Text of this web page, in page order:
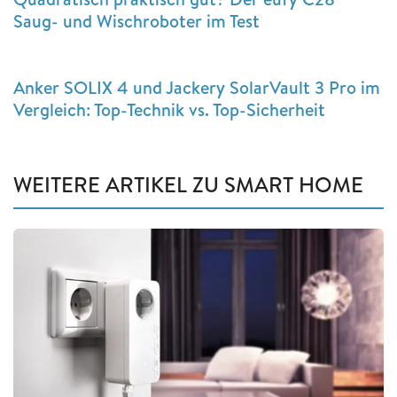
Saug- und Wischroboter im Test
Anker SOLIX 4 und Jackery SolarVault 3 Pro im
Vergleich: Top-Technik vs. Top-Sicherheit
WEITERE ARTIKEL ZU SMART HOME